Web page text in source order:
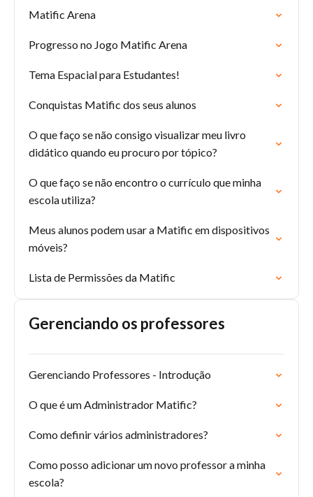
Matific Arena
Progresso no Jogo Matific Arena
Tema Espacial para Estudantes!
Conquistas Matific dos seus alunos
O que faço se não consigo visualizar meu livro
didático quando eu procuro por tópico?
O que faço se não encontro o currículo que minha
escola utiliza?
Meus alunos podem usar a Matific em dispositivos
móveis?
Lista de Permissões da Matific
Gerenciando os professores
Gerenciando Professores - Introdução
O que é um Administrador Matific?
Como definir vários administradores?
Como posso adicionar um novo professor a minha
escola?